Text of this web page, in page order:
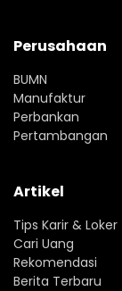
Perusahaan
BUMN
Manufaktur
Perbankan
Pertambangan
Artikel
Tips Karir & Loker
Cari Uang
Rekomendasi
Berita Terbaru